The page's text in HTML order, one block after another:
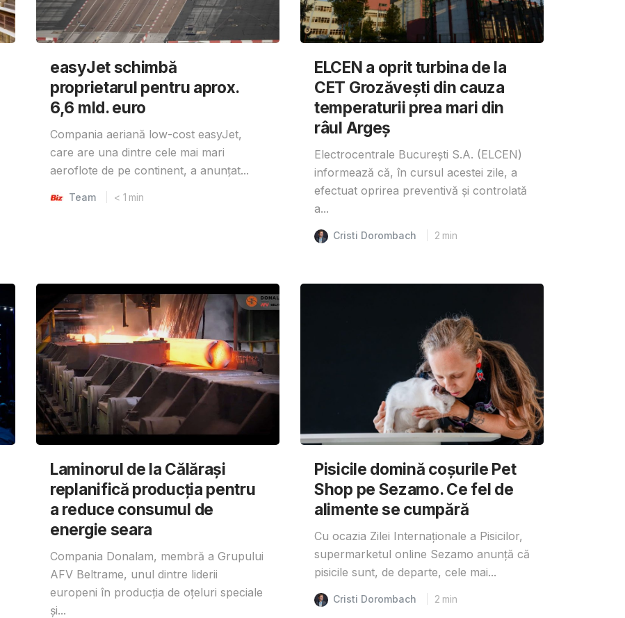
easyJet schimbă
proprietarul pentru aprox.
6,6 mld. euro
Compania aeriană low-cost easyJet,
care are una dintre cele mai mari
aeroflote de pe continent, a anunțat...
Team < 1 min
ELCEN a oprit turbina de la
CET Grozăvești din cauza
temperaturii prea mari din
râul Argeș
Electrocentrale București S.A. (ELCEN)
informează că, în cursul acestei zile, a
efectuat oprirea preventivă și controlată
a...
Cristi Dorombach 2 min
Laminorul de la Călărași
replanifică producția pentru
a reduce consumul de
energie seara
Compania Donalam, membră a Grupului
AFV Beltrame, unul dintre liderii
europeni în producția de oțeluri speciale
și...
Pisicile domină coșurile Pet
Shop pe Sezamo. Ce fel de
alimente se cumpără
Cu ocazia Zilei Internaționale a Pisicilor,
supermarketul online Sezamo anunță că
pisicile sunt, de departe, cele mai...
Cristi Dorombach 2 min